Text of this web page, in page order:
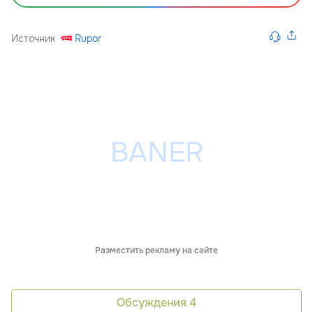
Источник Rupor
Разместить рекламу на сайте
Обсуждения 4